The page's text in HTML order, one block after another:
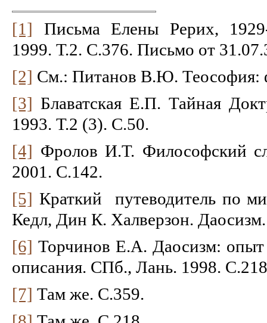
[1] Письма Елены Рерих,
1999. Т.2. С.376. Письмо от
[2] См.: Питанов В.Ю. Теософия:
[3] Блаватская Е.П. Тайная
1993. Т.2 (3). С.50.
[4] Фролов И.Т. Философский
2001. С.142.
[5] Краткий путеводитель по
Кедл, Дин К. Халверзон.
[6] Торчинов Е.А. Даосизм: опыт
описания. СПб., Лань. 1998.
[7] Там же. С.359.